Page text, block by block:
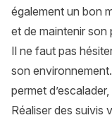
également un bon
et de maintenir son
Il ne faut pas
son
permet
Réaliser des suivis